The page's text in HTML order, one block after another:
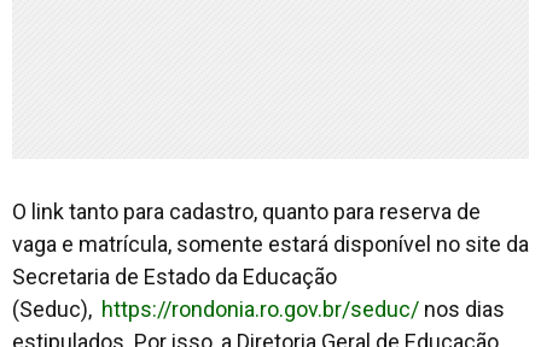
O link tanto para cadastro, quanto para reserva de
vaga e matrícula, somente estará disponível no site da
Secretaria de Estado da Educação
(Seduc), https://rondonia.ro.gov.br/seduc/ nos dias